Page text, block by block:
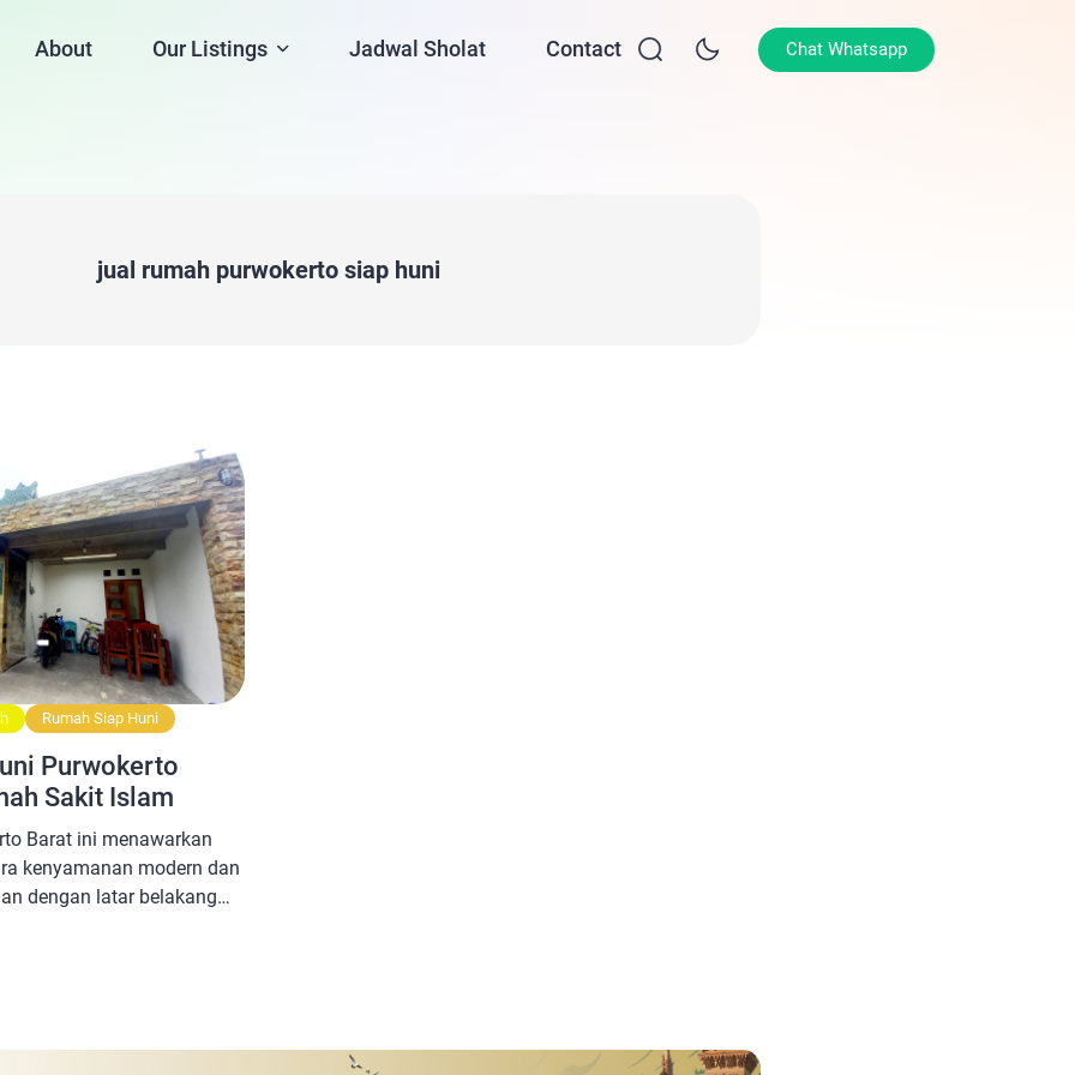
About Our Listings Jadwal Sholat Contact Chat Whatsapp
jual rumah purwokerto siap huni
Rumah Siap Huni
Purwokerto
Sakit Islam
Barat ini menawarkan
kenyamanan modern dan
dengan latar belakang